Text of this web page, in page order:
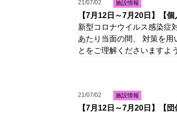
21/07/02 施設情報
【7月12日～7月20日】【
新型コロナウイルス感染症
あたり当面の間、 対策を
とをご理解くださいますよ
21/07/02 施設情報
【7月12日～7月20日】【